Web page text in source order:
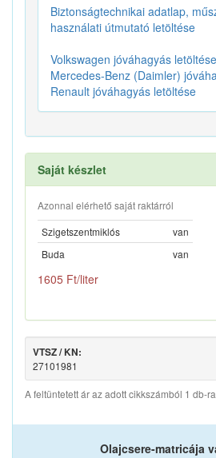
Biztonságtechnikai adatlap,
használati útmutató letöltése
Volkswagen jóváhagyás letöltése
Mercedes-Benz (Daimler)
Renault jóváhagyás letöltése
Saját készlet
Azonnal elérhető saját raktárról
Szigetszentmiklós
van
Buda
van
1605 Ft/liter
VTSZ / KN:
27101981
A feltüntetett ár az adott cikkszámból 1 db-
Olajcsere-matricája